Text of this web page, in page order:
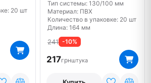
20 шт
Тип системы: 130/100 мм
Материал: ПВХ
Количество в упаковке: 20 шт
Длина: 164 мм
241 -10%
217грнштука